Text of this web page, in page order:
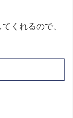
くれるので、